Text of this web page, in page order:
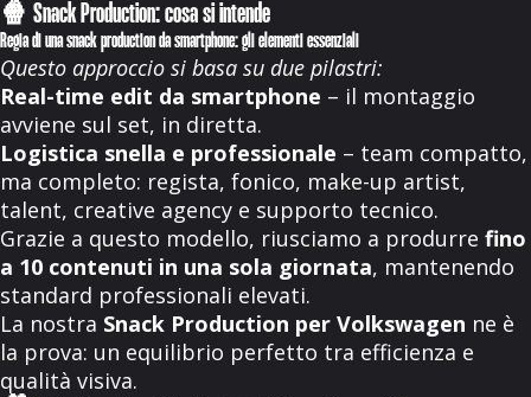
🍿 Snack Production: cosa si intende
Regia di una snack production da smartphone: gli elementi essenziali
Questo approccio si basa su due pilastri:
Real-time edit da smartphone – il montaggio
avviene sul set, in diretta.
Logistica snella e professionale – team compatto,
ma completo: regista, fonico, make-up artist,
talent, creative agency e supporto tecnico.
Grazie a questo modello, riusciamo a produrre fino
a 10 contenuti in una sola giornata, mantenendo
standard professionali elevati.
La nostra Snack Production per Volkswagen ne è
la prova: un equilibrio perfetto tra efficienza e
qualità visiva.